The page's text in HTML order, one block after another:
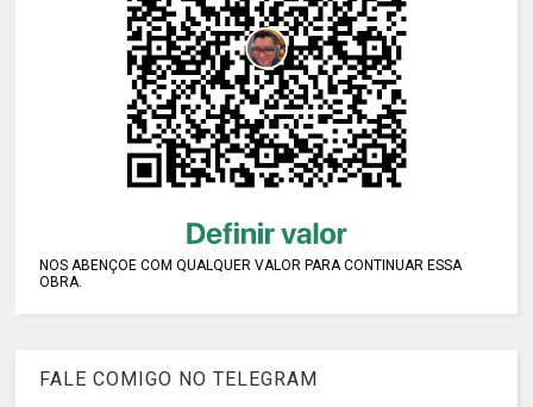
NOS ABENÇOE COM QUALQUER VALOR PARA CONTINUAR ESSA
OBRA.
FALE COMIGO NO TELEGRAM